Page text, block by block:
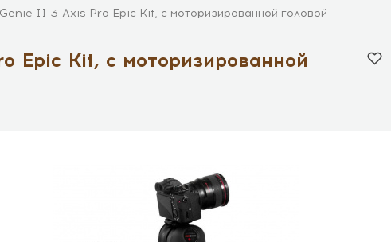
II 3-Axis Pro Epic Kit, с моторизированной головой
Epic Kit, с моторизированной